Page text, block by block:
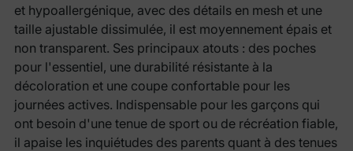
et hypoallergénique, avec des détails en mesh et une
taille ajustable dissimulée, il est moyennement épais et
non transparent. Ses principaux atouts : des poches
pour l'essentiel, une durabilité résistante à la
décoloration et une coupe confortable pour les
journées actives. Indispensable pour les garçons qui
ont besoin d'une tenue de sport ou de récréation fiable,
il apaise les inquiétudes des parents quant à des tenues